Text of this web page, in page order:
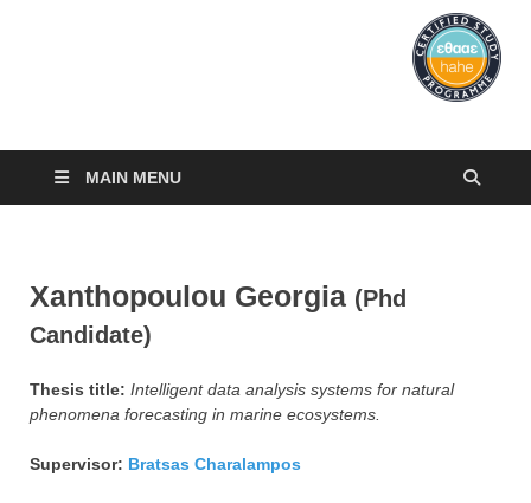
MAIN MENU
Xanthopoulou Georgia (Phd
Candidate)
Thesis title: Intelligent data analysis systems for natural
phenomena forecasting in marine ecosystems.
Supervisor: Bratsas Charalampos